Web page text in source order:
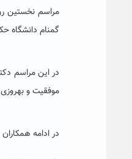
مراسم نخستین
گمنام دانشگاه
در این مراسم
موفقیت و بهروزی
در ادامه